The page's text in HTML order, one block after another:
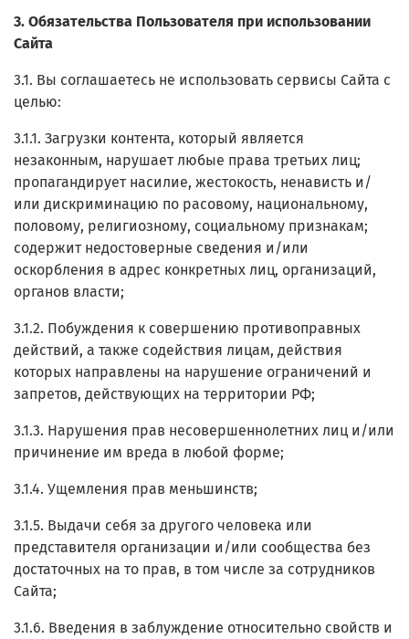
3. Обязательства Пользователя при использовании
Сайта
3.1. Вы соглашаетесь не использовать сервисы Сайта с
целью:
3.1.1. Загрузки контента, который является
незаконным, нарушает любые права третьих лиц;
пропагандирует насилие, жестокость, ненависть и/
или дискриминацию по расовому, национальному,
половому, религиозному, социальному признакам;
содержит недостоверные сведения и/или
оскорбления в адрес конкретных лиц, организаций,
органов власти;
3.1.2. Побуждения к совершению противоправных
действий, а также содействия лицам, действия
которых направлены на нарушение ограничений и
запретов, действующих на территории РФ;
3.1.3. Нарушения прав несовершеннолетних лиц и/или
причинение им вреда в любой форме;
3.1.4. Ущемления прав меньшинств;
3.1.5. Выдачи себя за другого человека или
представителя организации и/или сообщества без
достаточных на то прав, в том числе за сотрудников
Сайта;
3.1.6. Введения в заблуждение относительно свойств и